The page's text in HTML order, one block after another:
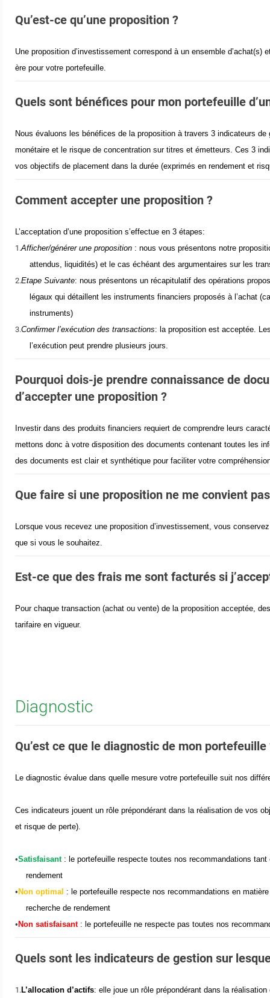
Qu’est-ce qu’une proposition ?
Une proposition d’investissement correspond à un ensemble
ère pour votre portefeuille.
Quels sont bénéfices pour mon portefeuille
Nous évaluons les bénéfices de la proposition à travers 3 indicateurs de
monétaire et le risque de concentration sur titres et émetteurs. Ces 3
vos objectifs de placement dans la durée (exprimés en rendement et
Comment accepter une proposition ?
L’acceptation d’une proposition s’effectue en 3 étapes:
1.Afficher/générer une proposition : nous vous présentons notre
attendus, liquidités) et le cas échéant des argumentaires sur les
2.Etape Suivante: nous présentons un récapitulatif des opérations
légaux qui détaillent les instruments financiers proposés à l’achat
instruments)
3.Confirmer l’exécution des transactions: la proposition est acceptée.
l’exécution peut prendre plusieurs jours.
Pourquoi dois-je prendre connaissance de
d’accepter une proposition ?
Investir dans des produits financiers requiert de comprendre leurs
mettons donc à votre disposition des documents contenant toutes es
des documents est clair et synthétique pour faciliter votre
Que faire si une proposition ne me convient
Lorsque vous recevez une proposition d’investissement, vous
que si vous le souhaitez.
Est-ce que des frais me sont facturés si
Pour chaque transaction (achat ou vente) de la proposition acceptée,
tarifaire en vigueur.
Diagnostic
Qu’est ce que le diagnostic de mon portefeuille
Le diagnostic évalue dans quelle mesure votre portefeuille suit nos
Ces indicateurs jouent un rôle prépondérant dans la réalisation de vos
et risque de perte).
•Satisfaisant : le portefeuille respecte toutes nos recommandations
rendement
• Non optimal : le portefeuille respecte nos recommandations en
recherchede rendement
• Non satisfaisant : le portefeuille ne respecte pas toutes nos
Quels sont les indicateurs de gestion sur
1.L’allocation d’actifs: elle joue un rôle prépondérant dans la